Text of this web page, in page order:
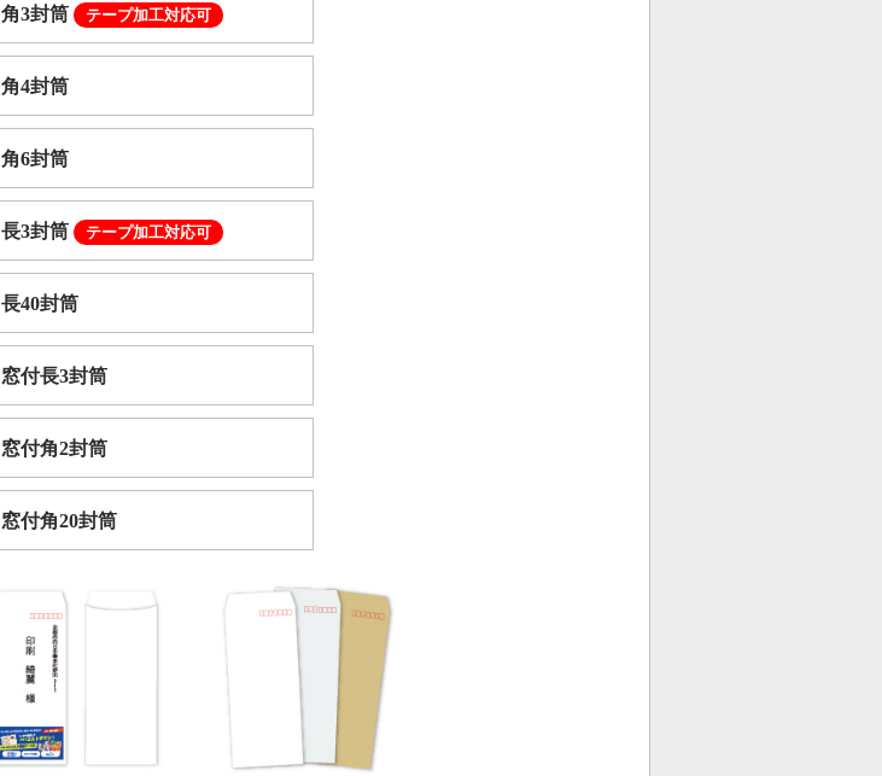
角3封筒 テープ加工対応可
角4封筒
角6封筒
長3封筒 テープ加工対応可
長40封筒
窓付長3封筒
窓付角2封筒
窓付角20封筒